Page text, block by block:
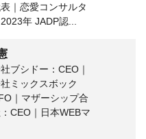
｜恋愛コンサルタ
年 JADP認...
ブシドー：CEO｜
ミックスボック
｜マザーシップ合
CEO｜日本WEBマ